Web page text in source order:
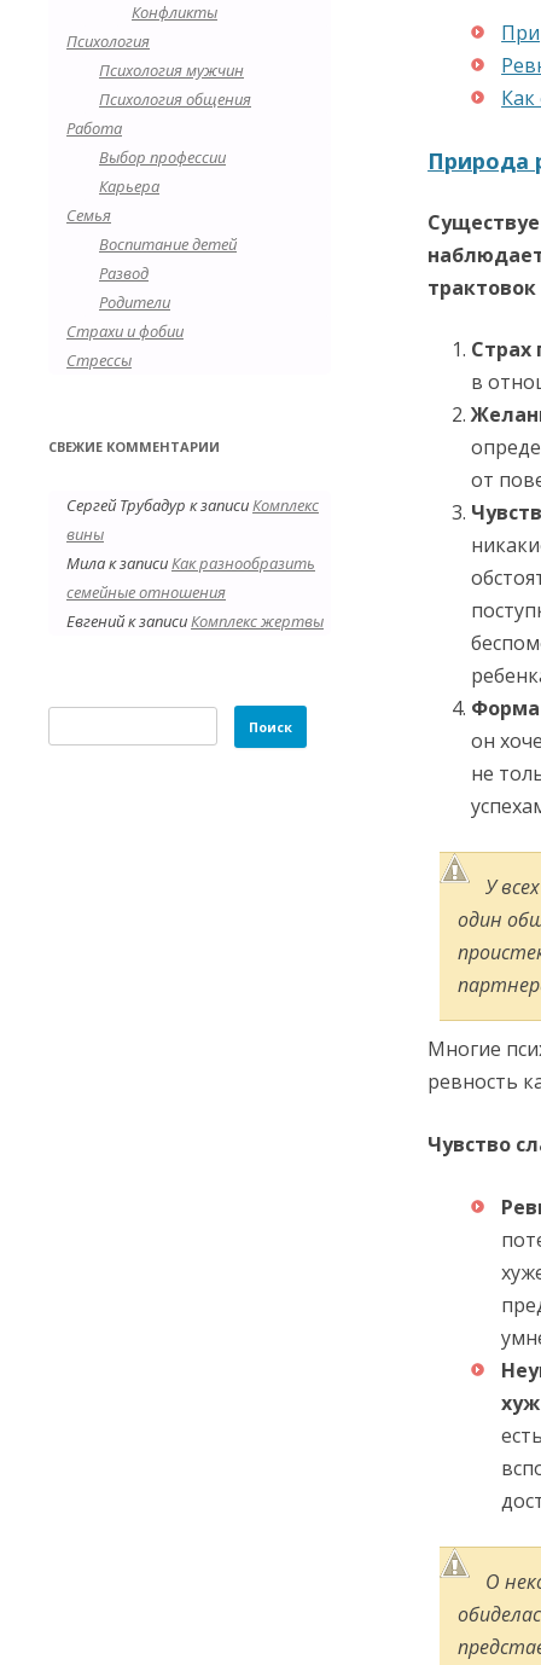
Конфликты
Психология
Психология мужчин
Психология общения
Работа
Выбор профессии
Карьера
Семья
Воспитание детей
Развод
Родители
Страхи и фобии
Стрессы
СВЕЖИЕ КОММЕНТАРИИ
Сергей Трубадур к записиКомплекс
вины
Милак записиКак разнообразить
семейные отношения
Евгенийк записиКомплекс жертвы
Найти:
Как
Природа
Страх
в
от
он
не
У
один
Многие
ревность
Чувство
О